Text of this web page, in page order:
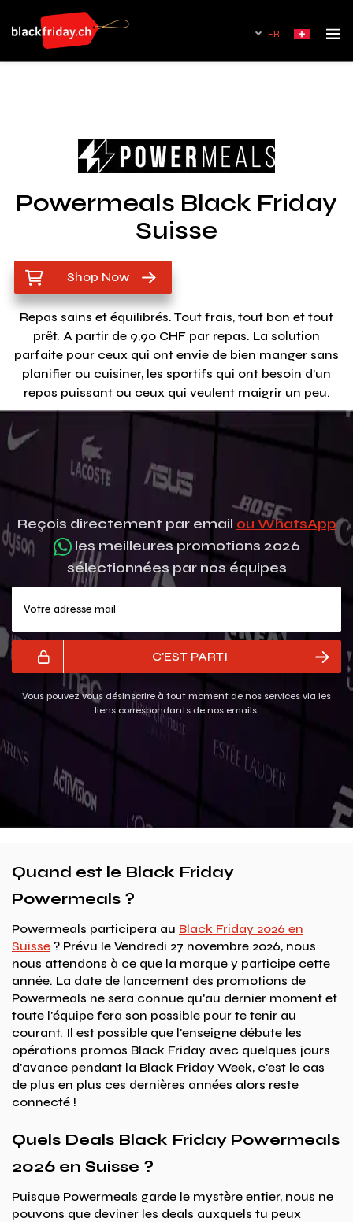
FR
Powermeals Black Friday
Suisse
Shop Now
Repas sains et équilibrés. Tout frais, tout bon et tout
prêt. A partir de 9,90 CHF par repas. La solution
parfaite pour ceux qui ont envie de bien manger sans
planifier ou cuisiner, les sportifs qui ont besoin d'un
repas puissant ou ceux qui veulent maigrir un peu.
Reçois directement par email ou WhatsApp
les meilleures promotions 2026
sélectionnées par nos équipes
C'EST PARTI
Vous pouvez vous désinscrire à tout moment de nos services via les
liens correspondants de nos emails.
Quand est le Black Friday
Powermeals ?
Powermeals participera au Black Friday 2026 en
Suisse ? Prévu le Vendredi 27 novembre 2026, nous
nous attendons à ce que la marque y participe cette
année. La date de lancement des promotions de
Powermeals ne sera connue qu'au dernier moment et
toute l'équipe fera son possible pour te tenir au
courant. Il est possible que l'enseigne débute les
opérations promos Black Friday avec quelques jours
d'avance pendant la Black Friday Week, c'est le cas
de plus en plus ces dernières années alors reste
connecté !
Quels Deals Black Friday Powermeals
2026 en Suisse ?
Puisque Powermeals garde le mystère entier, nous ne
pouvons que deviner les deals auxquels tu peux